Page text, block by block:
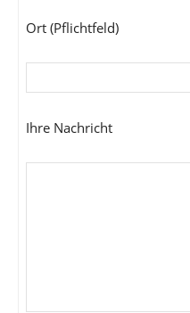
Ort (Pflichtfeld)
Ihre Nachricht